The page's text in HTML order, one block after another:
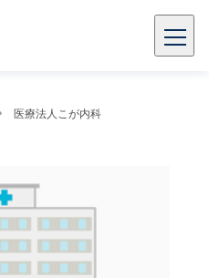
医療法人こが内科